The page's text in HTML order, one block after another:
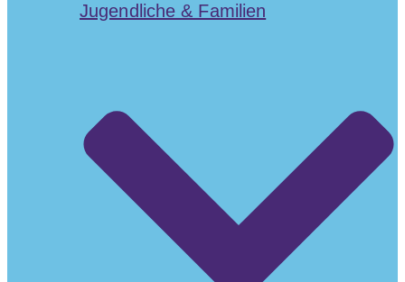
Jugendliche & Familien